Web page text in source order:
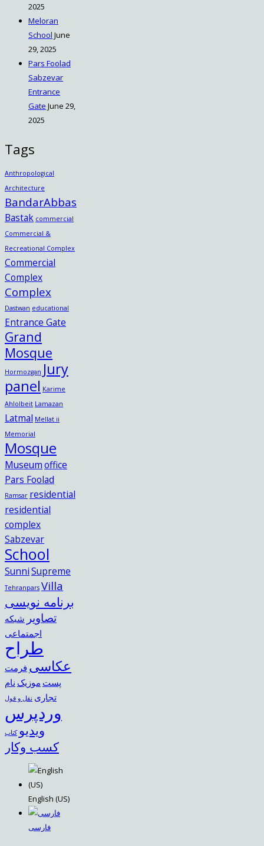
2025
Meloran
School June
29, 2025
Pars Foolad
Sabzevar
Entrance
Gate June 29,
2025
Tags
Anthropological
Architecture
BandarAbbas
Bastak commercial
Commercial &
Recreational Complex
Commercial
Complex
Complex
Dastwan educational
Entrance Gate
Grand
Mosque
Hormozgan Jury
panel Karime
Ahlolbeit Lamazan
Latmal Mellat ii
Memorial
Mosque
Museumoffice
Pars Foolad
Ramsar residential
residential
complex
Sabzevar
School
SunniSupreme
Tehranpars Villa
برنامه نویسی
تصاویر شبکه
اجمتماعی
طراح
عکاسی فرمت
پست موزیک نام
تجاری نقل و قول
وردپرس
ویدیو کتاب
کسب وکار
English (US)
فارسی